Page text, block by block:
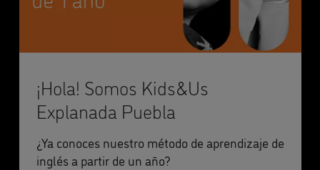
¡Hola! Somos Kids&Us
Explanada Puebla
¿Ya conoces nuestro método de aprendizaje de
inglés a partir de un año?